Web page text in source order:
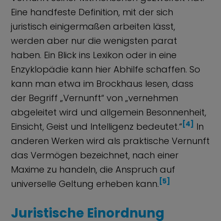
Eine handfeste Definition, mit der sich
juristisch einigermaßen arbeiten lässt,
werden aber nur die wenigsten parat
haben. Ein Blick ins Lexikon oder in eine
Enzyklopädie kann hier Abhilfe schaffen. So
kann man etwa im Brockhaus lesen, dass
der Begriff „Vernunft“ von „vernehmen
abgeleitet wird und allgemein Besonnenheit,
Einsicht, Geist und Intelligenz bedeutet.“ [4] In
anderen Werken wird als praktische Vernunft
das Vermögen bezeichnet, nach einer
Maxime zu handeln, die Anspruch auf
universelle Geltung erheben kann. [5]
Juristische Einordnung